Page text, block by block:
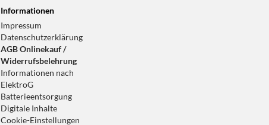
Informationen
Impressum
Datenschutzerklärung
AGB Onlinekauf /
Widerrufsbelehrung
Informationen nach
ElektroG
Batterieentsorgung
Digitale Inhalte
Cookie-Einstellungen